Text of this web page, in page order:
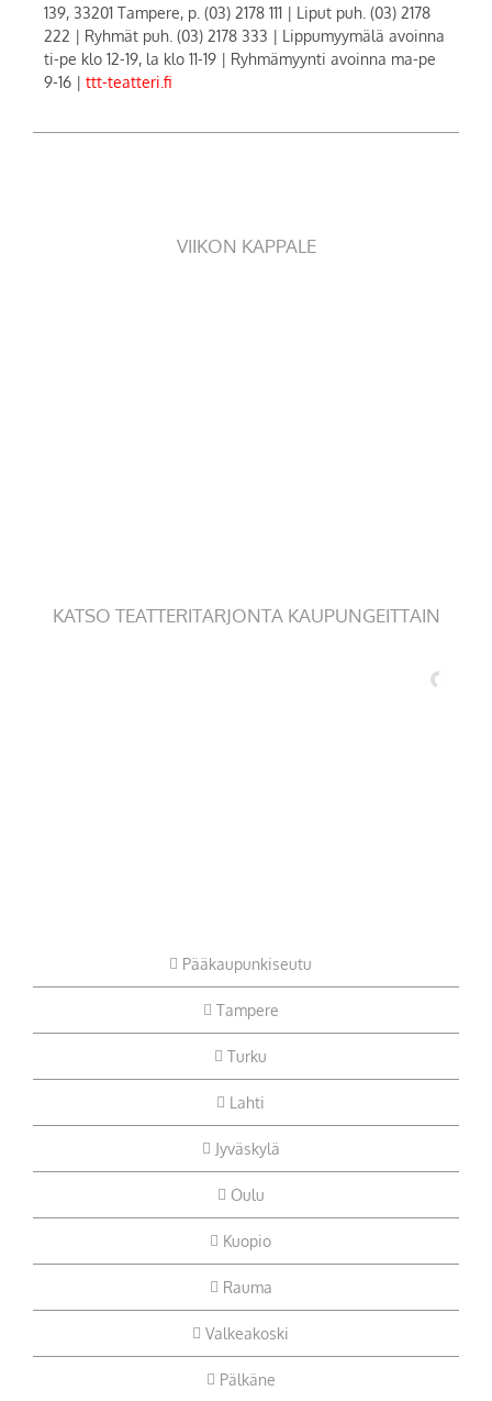
139, 33201 Tampere, p. (03) 2178 111 | Liput puh. (03) 2178
222 | Ryhmät puh. (03) 2178 333 | Lippumyymälä avoinna
ti-pe klo 12-19, la klo 11-19 | Ryhmämyynti avoinna ma-pe
9-16 | ttt-teatteri.fi
VIIKON KAPPALE
KATSO TEATTERITARJONTA KAUPUNGEITTAIN
Pääkaupunkiseutu
Tampere
Turku
Lahti
Jyväskylä
Oulu
Kuopio
Rauma
Valkeakoski
Pälkäne